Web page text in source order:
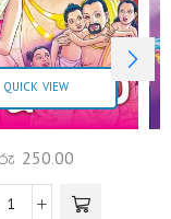
QUICK VIEW
250.00